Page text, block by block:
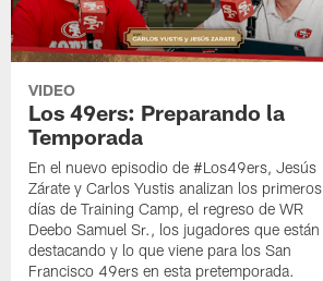
VIDEO
Los 49ers: Preparando la
Temporada
En el nuevo episodio de #Los49ers, Jesús
Zárate y Carlos Yustis analizan los primeros
días de Training Camp, el regreso de WR
Deebo Samuel Sr., los jugadores que están
destacando y lo que viene para los San
Francisco 49ers en esta pretemporada.